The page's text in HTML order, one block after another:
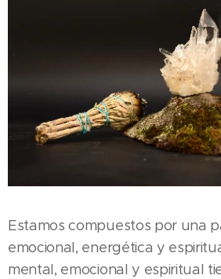
Estamos compuestos por una
emocional, energética y
mental, emocional y espiritual